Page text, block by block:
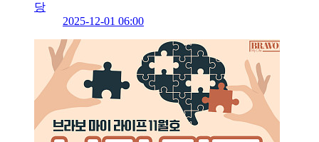
당
2025-12-01 06:00